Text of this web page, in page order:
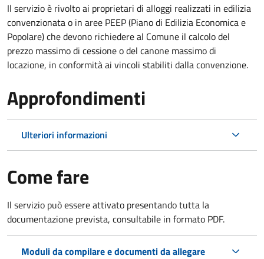
Il servizio è rivolto ai proprietari di alloggi realizzati in edilizia
convenzionata o in aree PEEP (Piano di Edilizia Economica e
Popolare) che devono richiedere al Comune il calcolo del
prezzo massimo di cessione o del canone massimo di
locazione, in conformità ai vincoli stabiliti dalla convenzione.
Approfondimenti
Ulteriori informazioni
Come fare
Il servizio può essere attivato presentando tutta la
documentazione prevista, consultabile in formato PDF.
Moduli da compilare e documenti da allegare